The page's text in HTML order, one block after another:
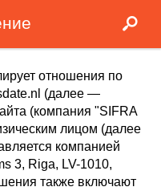
отношения по
(далее —
(компания "SIFRA
лицом (далее
компанией
3, Riga, LV-1010,
также включают